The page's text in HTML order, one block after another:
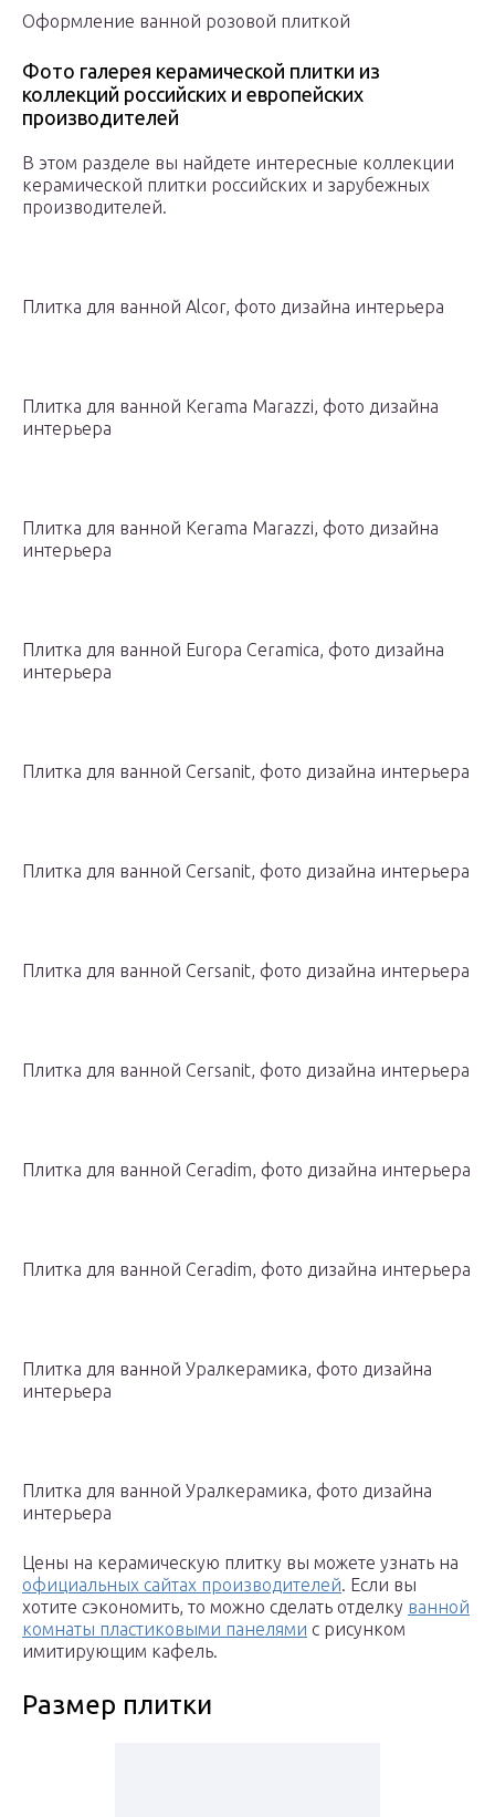
Оформление ванной розовой плиткой
Фото галерея керамической плитки из
коллекций российских и европейских
производителей
В этом разделе вы найдете интересные коллекции
керамической плитки российских и зарубежных
производителей.
Плитка для ванной Alcor, фото дизайна интерьера
Плитка для ванной Kerama Marazzi, фото дизайна
интерьера
Плитка для ванной Kerama Marazzi, фото дизайна
интерьера
Плитка для ванной Europa Ceramica, фото дизайна
интерьера
Плитка для ванной Cersanit, фото дизайна интерьера
Плитка для ванной Cersanit, фото дизайна интерьера
Плитка для ванной Cersanit, фото дизайна интерьера
Плитка для ванной Cersanit, фото дизайна интерьера
Плитка для ванной Ceradim, фото дизайна интерьера
Плитка для ванной Ceradim, фото дизайна интерьера
Плитка для ванной Уралкерамика, фото дизайна
интерьера
Плитка для ванной Уралкерамика, фото дизайна
интерьера
Цены на керамическую плитку вы можете узнать на
официальных сайтах производителей. Если вы
хотите сэкономить, то можно сделать отделку ванной
комнаты пластиковыми панелями с рисунком
имитирующим кафель.
Размер плитки